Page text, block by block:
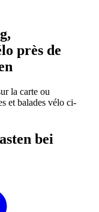
près de
la carte ou
et balades vélo ci-
bei